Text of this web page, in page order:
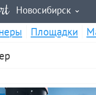
Новосибирск
Площадки